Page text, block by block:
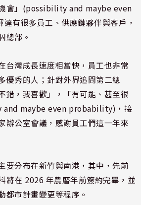
機會」(possibility and maybe even
有很多員工、供應鏈夥伴與客戶，
總部。
台灣成長速度相當快，員工也非常
優秀的人；針對外界追問第二總
錯，我喜歡」，「有可能、甚至很
and maybe even probability)，接
辦公室會議，感謝員工們這一年來
要分布在新竹與南港，其中，先前
將在 2026 年農曆年前簽約完畢，並
都市計畫變更等程序。